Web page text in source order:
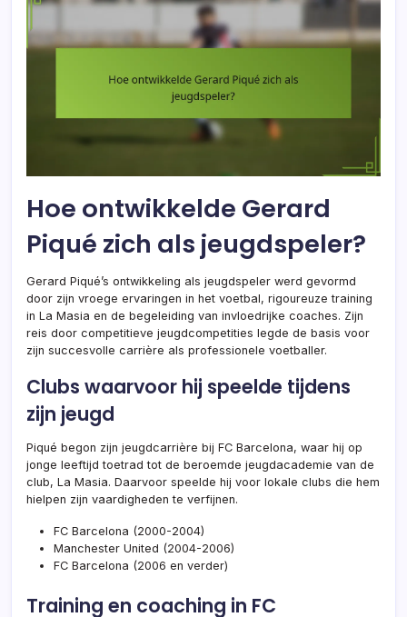
Hoe ontwikkelde Gerard
Piqué zich als jeugdspeler?
Gerard Piqué’s ontwikkeling als jeugdspeler werd gevormd
door zijn vroege ervaringen in het voetbal, rigoureuze training
in La Masia en de begeleiding van invloedrijke coaches. Zijn
reis door competitieve jeugdcompetities legde de basis voor
zijn succesvolle carrière als professionele voetballer.
Clubs waarvoor hij speelde tijdens
zijn jeugd
Piqué begon zijn jeugdcarrière bij FC Barcelona, waar hij op
jonge leeftijd toetrad tot de beroemde jeugdacademie van de
club, La Masia. Daarvoor speelde hij voor lokale clubs die hem
hielpen zijn vaardigheden te verfijnen.
FC Barcelona (2000-2004)
Manchester United (2004-2006)
FC Barcelona (2006 en verder)
Training en coaching in FC